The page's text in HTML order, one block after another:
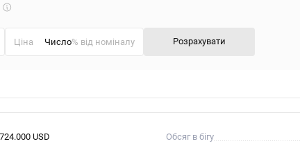
Що
Ціна % від номіналу Розрахувати
USD Обсяг в бігу